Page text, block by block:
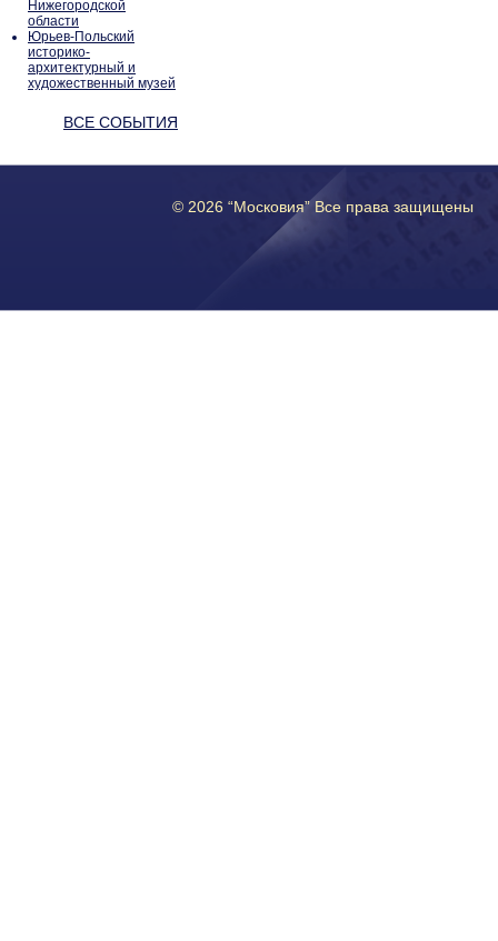
Нижегородской
области
Юрьев-Польский
историко-
архитектурный и
художественный музей
ВСЕ СОБЫТИЯ
© 2026 “Московия” Все права защищены